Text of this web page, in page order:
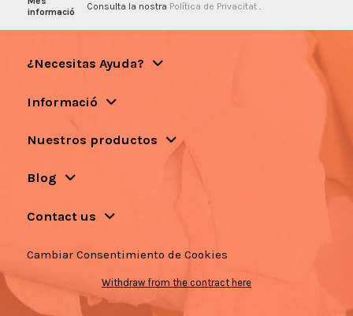
informació
Consulta la nostra Política de Privacitat .
¿Necesitas Ayuda?
Informació
Nuestros productos
Blog
Contact us
Cambiar Consentimiento de Cookies
Withdraw from the contract here